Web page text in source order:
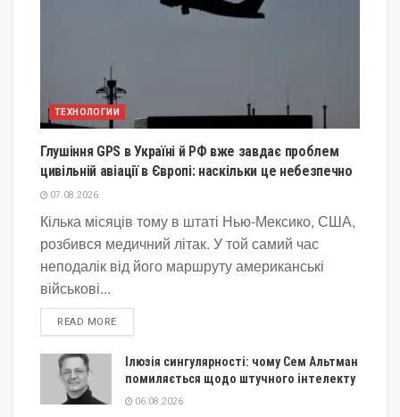
ТЕХНОЛОГИИ
Глушіння GPS в Україні й РФ вже завдає проблем
цивільній авіації в Європі: наскільки це небезпечно
07.08.2026
Кілька місяців тому в штаті Нью-Мексико, США,
розбився медичний літак. У той самий час
неподалік від його маршруту американські
військові...
READ MOREDETAILS
Ілюзія сингулярності: чому Сем Альтман
помиляється щодо штучного інтелекту
06.08.2026